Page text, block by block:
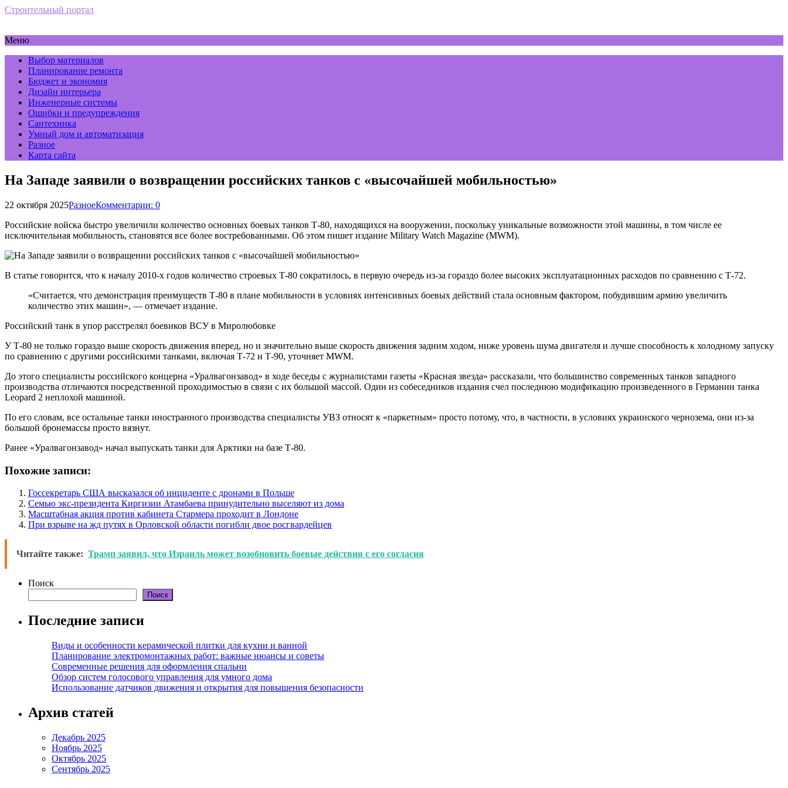
Строительный портал
Меню
Выбор материалов
Планирование ремонта
Бюджет и экономия
Дизайн интерьера
Инженерные системы
Ошибки и предупреждения
Сантехника
Умный дом и автоматизация
Разное
Карта сайта
На Западе заявили о возвращении российских танков с «высочайшей мобильностью»
22 октября 2025РазноеКомментарии: 0
Российские войска быстро увеличили количество основных боевых танков Т-80, находящихся на вооружении, поскольку уникальные возможности этой машины, в том числе ее
исключительная мобильность, становятся все более востребованными. Об этом пишет издание Military Watch Magazine (MWM).
В статье говорится, что к началу 2010-х годов количество строевых Т-80 сократилось, в первую очередь из-за гораздо более высоких эксплуатационных расходов по сравнению с Т-72.
«Считается, что демонстрация преимуществ Т-80 в плане мобильности в условиях интенсивных боевых действий стала основным фактором, побудившим армию увеличить
количество этих машин», — отмечает издание.
Российский танк в упор расстрелял боевиков ВСУ в Миролюбовке
У Т-80 не только гораздо выше скорость движения вперед, но и значительно выше скорость движения задним ходом, ниже уровень шума двигателя и лучше способность к холодному запуску
по сравнению с другими российскими танками, включая Т-72 и Т-90, уточняет MWM.
До этого специалисты российского концерна «Уралвагонзавод» в ходе беседы с журналистами газеты «Красная звезда» рассказали, что большинство современных танков западного
производства отличаются посредственной проходимостью в связи с их большой массой. Один из собеседников издания счел последнюю модификацию произведенного в Германии танка
Leopard 2 неплохой машиной.
По его словам, все остальные танки иностранного производства специалисты УВЗ относят к «паркетным» просто потому, что, в частности, в условиях украинского чернозема, они из-за
большой бронемассы просто вязнут.
Ранее «Уралвагонзавод» начал выпускать танки для Арктики на базе Т-80.
Похожие записи:
Госсекретарь США высказался об инциденте с дронами в Польше
Семью экс-президента Киргизии Атамбаева принудительно выселяют из дома
Масштабная акция против кабинета Стармера проходит в Лондоне
При взрыве на жд путях в Орловской области погибли двое росгвардейцев
Читайте также: Трамп заявил, что Израиль может возобновить боевые действия с его согласия
Поиск
Поиск
Последние записи
Виды и особенности керамической плитки для кухни и ванной
Планирование электромонтажных работ: важные нюансы и советы
Современные решения для оформления спальни
Обзор систем голосового управления для умного дома
Использование датчиков движения и открытия для повышения безопасности
Архив статей
Декабрь 2025
Ноябрь 2025
Октябрь 2025
Сентябрь 2025